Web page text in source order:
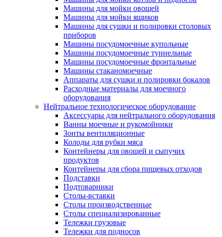
Машины для мойки овощей
Машины для мойки ящиков
Машины для сушки и полировки столовых
приборов
Машины посудомоечные купольные
Машины посудомоечные туннельные
Машины посудомоечные фронтальные
Машины стаканомоечные
Аппараты для сушки и полировки бокалов
Расходные материалы для моечного
оборудования
Нейтральное технологическое оборудование
Аксессуары для нейтрального оборудования
Ванны моечные и рукомойники
Зонты вентиляционные
Колоды для рубки мяса
Контейнеры для овощей и сыпучих
продуктов
Контейнеры для сбора пищевых отходов
Подставки
Подтоварники
Столы-вставки
Столы производственные
Столы специализированные
Тележки грузовые
Тележки для подносов